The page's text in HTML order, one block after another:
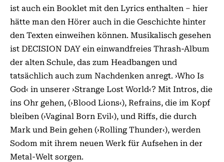
ist auch ein Booklet mit den Lyrics enthalten – hier
hätte man den Hörer auch in die Geschichte hinter
den Texten einweihen können. Musikalisch gesehen
ist DECISION DAY ein einwandfreies Thrash-Album
der alten Schule, das zum Headbangen und
tatsächlich auch zum Nachdenken anregt. ›Who Is
God‹ in unserer ›Strange Lost World‹? Mit Intros, die
ins Ohr gehen, (›Blood Lions‹), Refrains, die im Kopf
bleiben (›Vaginal Born Evil‹), und Riffs, die durch
Mark und Bein gehen (›Rolling Thunder‹), werden
Sodom mit ihrem neuen Werk für Aufsehen in der
Metal-Welt sorgen.